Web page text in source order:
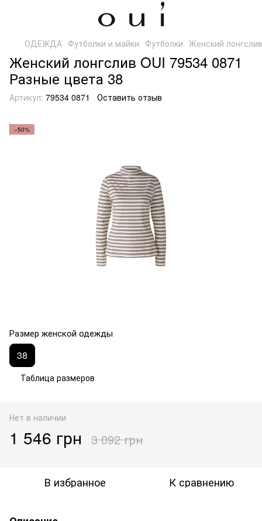
ОДЕЖДА Футболки и майки Футболки Женский
Женский лонгслив OUI 79534 0871
Разные цвета 38
Артикул: 79534 0871 Оставить отзыв
−50%
Размер женской одежды
38
Таблица размеров
Нет в наличии
1 546 грн 3 092 грн
В избранное К сравнению